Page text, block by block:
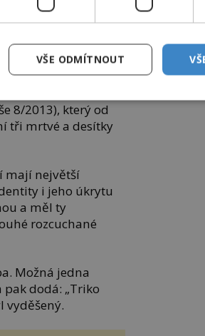
kterou v
odhalit teroristu
8/2013), který od
tři mrtvé a desítky
mají největší
i jeho úkrytu
a měl ty
rozcuchané
Možná jedna
dodá: „Triko
vyděšený.
VŠE ODMÍTNOUT